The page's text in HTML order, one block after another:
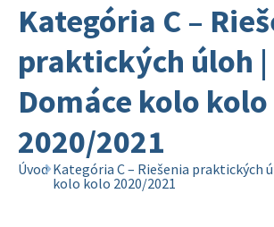
Kategória C –
praktických úloh |
Domáce kolo kolo
2020/2021
Úvod Kategória C – Riešenia praktických
kolo kolo 2020/2021